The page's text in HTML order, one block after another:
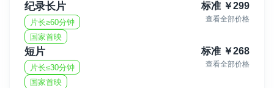
纪录长片
片长≥60分钟
国家首映
标准 ￥299
查看全部价格
短片
片长≤30分钟
国家首映
标准 ￥268
查看全部价格